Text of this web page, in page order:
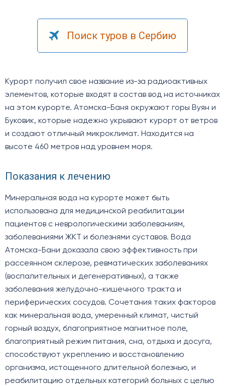
Поиск туров в Сербию
Курорт получил свое название из-за радиоактивных
элементов, которые входят в состав вод на источниках
на этом курорте. Атомска-Баня окружают горы Вуян и
Буковик, которые надежно укрывают курорт от ветров
и создают отличный микроклимат. Находится на
высоте 460 метров над уровнем моря.
Показания к лечению
Минеральная вода на курорте может быть
использована для медицинской реабилитации
пациентов с неврологическими заболеваниям,
заболеваниями ЖКТ и болезнями суставов. Вода
Атомска-Бани доказала свою эффективность при
рассеянном склерозе, ревматических заболеваниях
(воспалительных и дегенеративных), а также
заболевания желудочно-кишечного тракта и
периферических сосудов. Сочетания таких факторов
как минеральная вода, умеренный климат, чистый
горный воздух, благоприятное магнитное поле,
благоприятный режим питания, сна, отдыха и досуга,
способствуют укреплению и восстановлению
организма, истощенного длительной болезнью, и
реабилитацию отдельных категорий больных с целью